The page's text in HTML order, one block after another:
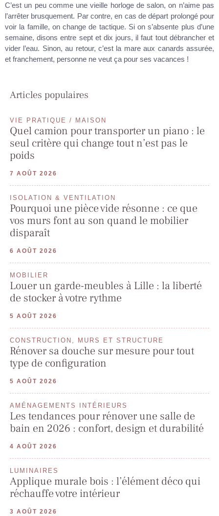
C’est un peu comme une vieille horloge de salon, on n’aime pas
l’arrêter brusquement. Par contre, en cas de départ prolongé pour
voir la famille, on change de tactique. Si on s’absente plus d’une
semaine, disons entre sept et dix jours, il faut tout débrancher et
vider l’eau. Sinon, au retour, c’est la mare aux canards assurée,
et franchement, personne ne veut ça pour ses vacances !
Articles populaires
VIE PRATIQUE / MAISON
Quel camion pour transporter un piano : le
seul critère qui change tout n’est pas le
poids
7 AOÛT 2026
ISOLATION & VENTILATION
Pourquoi une pièce vide résonne : ce que
vos murs font au son quand le mobilier
disparaît
6 AOÛT 2026
MOBILIER
Louer un garde-meubles à Lille : la liberté
de stocker à votre rythme
5 AOÛT 2026
CONSTRUCTION, MURS ET STRUCTURE
Rénover sa douche sur mesure pour tout
type de configuration
5 AOÛT 2026
AMÉNAGEMENTS INTÉRIEURS
Les tendances pour rénover une salle de
bain en 2026 : confort, design et durabilité
4 AOÛT 2026
LUMINAIRES
Applique murale bois : l’élément déco qui
réchauffe votre intérieur
3 AOÛT 2026